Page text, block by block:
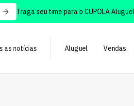
Traga seu time para o CUPOLA Aluguel Day
as notícias Aluguel Vendas